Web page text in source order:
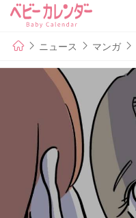
ニュース マンガ